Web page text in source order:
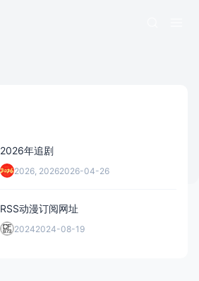
2026年追剧
2026, 20262026-04-26
RSS动漫订阅网址
20242024-08-19